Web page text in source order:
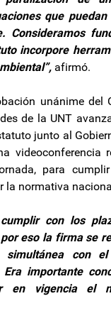
que
Consideramos
incorpore
afirmó.
unánime del
de la UNT
junto al
videoconferencia
para
la normativa
cumplir con los
eso la firma se
simultánea con
Era importante
en vigencia el